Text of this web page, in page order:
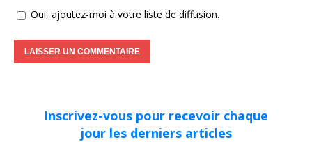
Oui, ajoutez-moi à votre liste de diffusion.
Inscrivez-vous pour recevoir chaque
jour les derniers articles